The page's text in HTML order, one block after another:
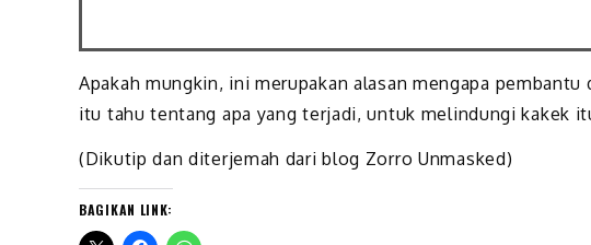
Apakah mungkin, ini merupakan alasan mengapa
itu tahu tentang apa yang terjadi, untuk melindungi kakek
(Dikutip dan diterjemah dari blog Zorro Unmasked)
BAGIKAN LINK: